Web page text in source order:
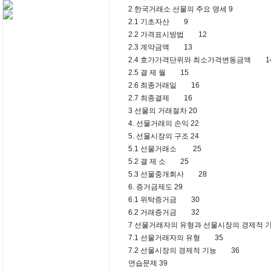
2 한국거래소 선물의 주요 명세 9
2.1 기초자산 9
2.2 가격표시방법 12
2.3 계약금액 13
2.4 호가가격단위와 최소가격변동금액
2.5 결 제 월 15
2.6 최종거래일 16
2.7 최종결제 16
3 선물의 거래절차 20
4. 선물거래의 손익 22
5. 선물시장의 구조 24
5.1 선물거래소 25
5.2 결 제 소 25
5.3 선물중개회사 28
6. 증거금제도 29
6.1 위탁증거금 30
6.2 거래증거금 32
7 선물거래자의 유형과 선물시장의 경제적
7.1 선물거래자의 유형 35
7.2 선물시장의 경제적 기능 36
연습문제 39